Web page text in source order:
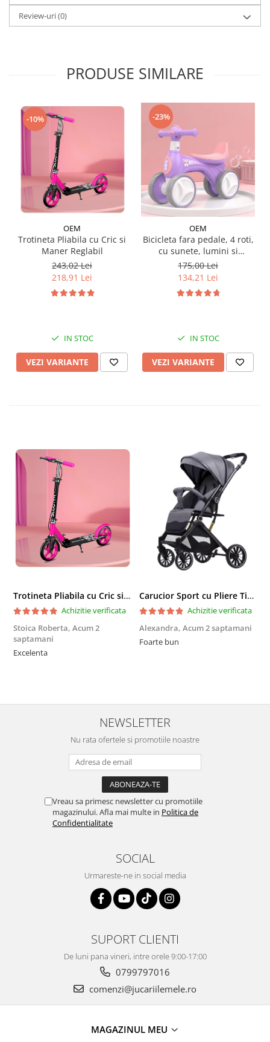
Review-uri(0)
PRODUSE SIMILARE
-10%
OEM
Trotineta Pliabila cu Cric si
Maner Reglabil
243,02 Lei
218,91 Lei
IN STOC
VEZI VARIANTE
-23%
OEM
Bicicleta fara pedale, 4 roti,
cu sunete, lumini si
baloane de sapun
175,00 Lei
134,21 Lei
IN STOC
VEZI VARIANTE
Trotineta Pliabila cu Cric si Maner Reglabil
Achizitie verificata
Stoica Roberta, Acum 2
saptamani
Excelenta
Carucior Sport cu Pliere Tip Troller si Maner Reversibil - Gri
Achizitie verificata
Alexandra, Acum 2 saptamani
Foarte bun
NEWSLETTER
Nu rata ofertele si promotiile noastre
Vreau sa primesc newsletter cu promotiile
magazinului. Afla mai multe in Politica de
Confidentialitate
SOCIAL
Urmareste-ne in social media
SUPORT CLIENTI
De luni pana vineri, intre orele 9:00-17:00
0799797016
comenzi@jucariilemele.ro
MAGAZINUL MEU